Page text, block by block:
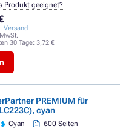
Versand
30 Tage: 3,72 €
Produkt geeignet?
PREMIUM für
cyan
Cyan
600 Seiten